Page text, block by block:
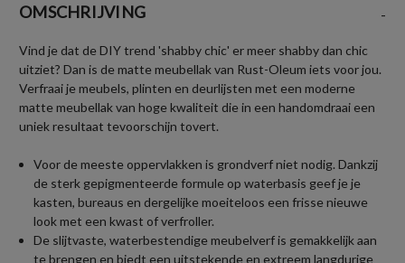
OMSCHRIJVING -
Vind je dat de DIY trend 'shabby chic' er meer shabby dan chic
uitziet? Dan is de matte meubellak van Rust-Oleum iets voor jou.
Verfraai je meubels, plinten en deurlijsten met een moderne
matte meubellak van hoge kwaliteit die in een handomdraai een
uniek resultaat tevoorschijn tovert.
Voor de meeste oppervlakken is grondverf niet nodig. Dankzij
de sterk gepigmenteerde formule op waterbasis geef je je
kasten, bureaus en dergelijke moeiteloos een frisse nieuwe
look met een kwast of verfroller.
De slijtvaste, waterbestendige meubelverf is gemakkelijk aan
te brengen en biedt een uitstekende en extreem langdurige